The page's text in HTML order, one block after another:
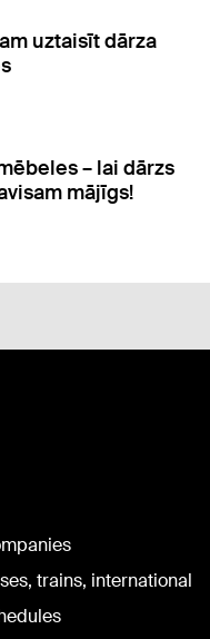
uztaisīt dārza
– lai dārzs
mājīgs!
trains, international